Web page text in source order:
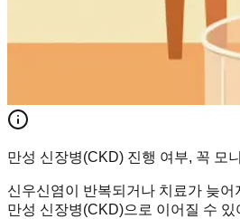
만성 신장병(CKD) 진행 여부, 꼭 모
신우신염이 반복되거나 치료가 늦어
만성 신장병(CKD)으로 이어질 수